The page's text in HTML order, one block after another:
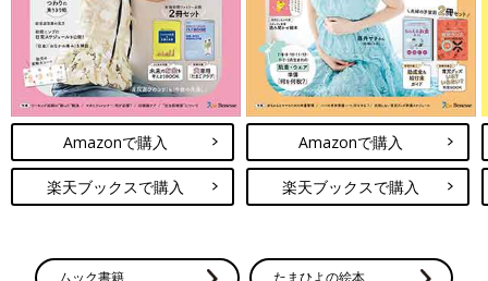
Amazonで購入
楽天ブックスで購入
Amazonで購入
楽天ブックスで購入
ムック書籍 たまひよの絵本